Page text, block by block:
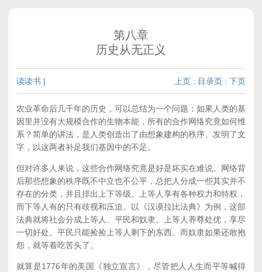
第八章
历史从无正义
读读书 | 上页 : 目录页 : 下页
农业革命后几千年的历史，可以总结为一个问题：如果人类的基
因里并没有大规模合作的生物本能，所有的合作网络究竟如何维
系？简单的讲法，是人类创造出了由想象建构的秩序、发明了文
字，以这两者补足我们基因中的不足。
但对许多人来说，这些合作网络究竟是好是坏实在难说。网络背
后那些想象的秩序既不中立也不公平，总把人分成一些其实并不
存在的分类，并且排出上下等级。上等人享有各种权力和特权，
而下等人有的只有歧视和压迫。以《汉谟拉比法典》为例，这部
法典就将社会分成上等人、平民和奴隶。上等人养尊处优，享尽
一切好处。平民只能捡捡上等人剩下的东西。而奴隶如果还敢抱
怨，就等着吃苦头了。
就算是1776年的美国《独立宣言》，尽管把人人生而平等喊得